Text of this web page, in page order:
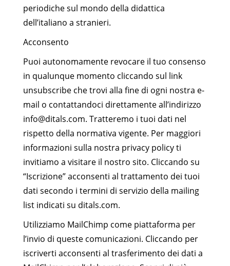
periodiche sul mondo della didattica
dell’italiano a stranieri.
Acconsento
Puoi autonomamente revocare il tuo consenso
in qualunque momento cliccando sul link
unsubscribe che trovi alla fine di ogni nostra e-
mail o contattandoci direttamente all’indirizzo
info@ditals.com. Tratteremo i tuoi dati nel
rispetto della normativa vigente. Per maggiori
informazioni sulla nostra privacy policy ti
invitiamo a visitare il nostro sito. Cliccando su
“Iscrizione” acconsenti al trattamento dei tuoi
dati secondo i termini di servizio della mailing
list indicati su ditals.com.
Utilizziamo MailChimp come piattaforma per
l’invio di queste comunicazioni. Cliccando per
iscriverti acconsenti al trasferimento dei dati a